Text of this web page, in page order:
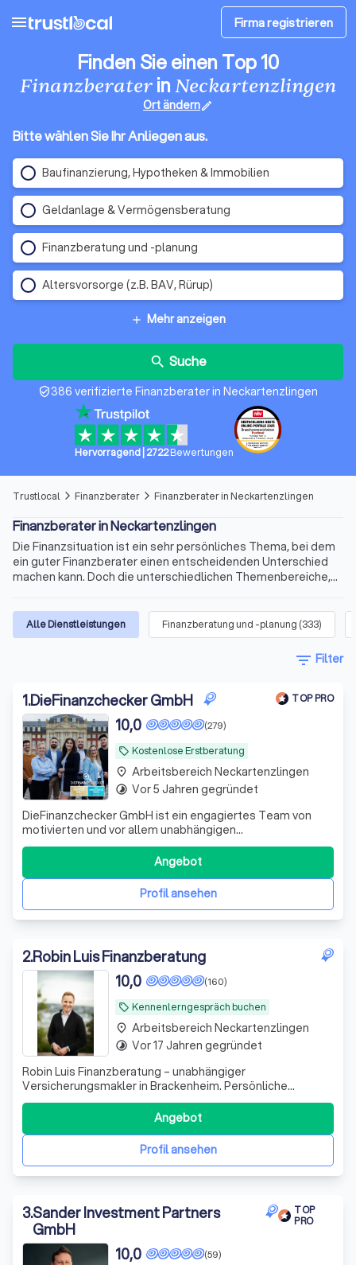
menu Firma registrieren
Finden Sie einen Top 10
FinanzberaterinNeckartenzlingen
Ort ändernedit
Bitte wählen Sie Ihr Anliegen aus.
Baufinanzierung, Hypotheken & Immobilien
Geldanlage & Vermögensberatung
Finanzberatung und -planung
Altersvorsorge (z.B. BAV, Rürup)
add Mehr anzeigen
search Suche
verified_user386 verifizierte Finanzberater in Neckartenzlingen
Hervorragend| 2722 Bewertungen
Trustlocal arrow_forward_ios Finanzberater arrow_forward_ios Finanzberater in Neckartenzlingen
Finanzberater in Neckartenzlingen
Die Finanzsituation ist ein sehr persönliches Thema, bei dem
ein guter Finanzberater einen entscheidenden Unterschied
machen kann. Doch die unterschiedlichen Themenbereiche,
nach dem richtigen Berater schnell kompliziert. Wir bieten
Ihnen für Ihre Finanzen Experten für Versicherungen,
Immobilienfinanzierungen, Geldanlagen, Altersvorsorge und
vieles mehr. Finden Sie jetzt mit Trustlocal den besten
Alle Dienstleistungen Finanzberatung und -planung (333)
filter_list Filter
1.DieFinanzchecker GmbH TOP PRO
local_offer Kostenlose Erstberatung
(279)
10,0
DieFinanzchecker GmbH ist ein engagiertes Team von
motivierten und vor allem unabhängigen
Finanz-/Versicherungsmaklern aus dem Münsterland. Seit
2012 bieten wir unseren Kunden individuelle und
zielorientierte Produkte an, wobei wir den Fokus auf
Transparenz und Verständlichkeit setzen. Wir sind uns
Profil ansehen
Angebot
place Arbeitsbereich Neckartenzlingen
timelapse Vor 5 Jahren gegründet
2.Robin Luis Finanzberatung
local_offer Kennenlerngespräch buchen
(160)
10,0
Robin Luis Finanzberatung – unabhängiger
Versicherungsmakler in Brackenheim. Persönliche
Beratung, maßgeschneiderte Lösungen und über 16 Jahre
Erfahrung für private und gewerbliche Versicherungen.
Profil ansehen
Angebot
place Arbeitsbereich Neckartenzlingen
timelapse Vor 17 Jahren gegründet
3.Sander Investment Partners
GmbH
TOP
PRO
(59)
10,0